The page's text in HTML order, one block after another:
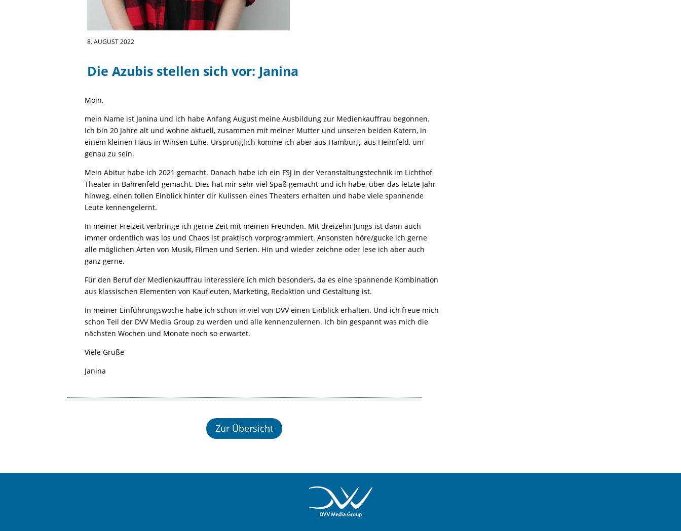
8. AUGUST 2022
Die Azubis stellen sich vor: Janina
Moin,
mein Name ist Janina und ich habe Anfang August meine Ausbildung zur Medienkauffrau begonnen.
Ich bin 20 Jahre alt und wohne aktuell, zusammen mit meiner Mutter und unseren beiden Katern, in
einem kleinen Haus in Winsen Luhe. Ursprünglich komme ich aber aus Hamburg, aus Heimfeld, um
genau zu sein.
Mein Abitur habe ich 2021 gemacht. Danach habe ich ein FSJ in der Veranstaltungstechnik im Lichthof
Theater in Bahrenfeld gemacht. Dies hat mir sehr viel Spaß gemacht und ich habe, über das letzte Jahr
hinweg, einen tollen Einblick hinter dir Kulissen eines Theaters erhalten und habe viele spannende
Leute kennengelernt.
In meiner Freizeit verbringe ich gerne Zeit mit meinen Freunden. Mit dreizehn Jungs ist dann auch
immer ordentlich was los und Chaos ist praktisch vorprogrammiert. Ansonsten höre/gucke ich gerne
alle möglichen Arten von Musik, Filmen und Serien. Hin und wieder zeichne oder lese ich aber auch
ganz gerne.
Für den Beruf der Medienkauffrau interessiere ich mich besonders, da es eine spannende Kombination
aus klassischen Elementen von Kaufleuten, Marketing, Redaktion und Gestaltung ist.
In meiner Einführungswoche habe ich schon in viel von DVV einen Einblick erhalten. Und ich freue mich
schon Teil der DVV Media Group zu werden und alle kennenzulernen. Ich bin gespannt was mich die
nächsten Wochen und Monate noch so erwartet.
Viele Grüße
Janina
Zur Übersicht